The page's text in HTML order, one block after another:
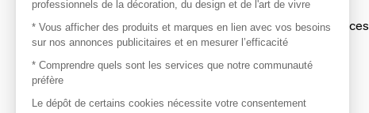
S'inspirer
Inspiration et sélections de produits tendances
Contacter
professionnels de la décoration, du design et de l'art de vivre
* Vous afficher des produits et marques en lien avec vos besoins
sur nos annonces publicitaires et en mesurer l’efficacité
* Comprendre quels sont les services que notre communauté
préfère
Le dépôt de certains cookies nécessite votre consentement